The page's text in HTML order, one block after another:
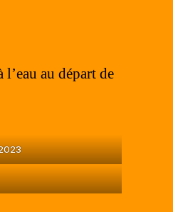
au départ de